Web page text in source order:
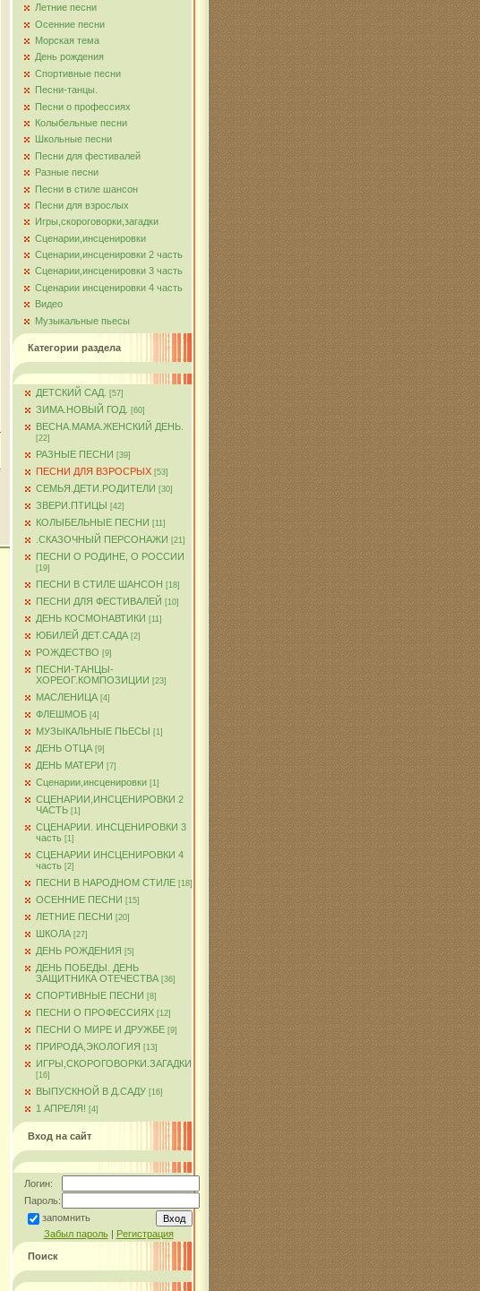
Летние песни
Осенние песни
Морская тема
День рождения
Спортивные песни
Песни-танцы.
Песни о профессиях
Колыбельные песни
Школьные песни
Песни для фестивалей
Разные песни
Песни в стиле шансон
Песни для взрослых
Игры,скороговорки,загадки
Сценарии,инсценировки
Сценарии,инсценировки 2 часть
Сценарии,инсценировки 3 часть
Сценарии инсценировки 4 часть
Видео
Музыкальные пьесы
Категории раздела
ДЕТСКИЙ САД. [57]
ЗИМА.НОВЫЙ ГОД. [60]
ВЕСНА.МАМА.ЖЕНСКИЙ ДЕНЬ.
[22]
РАЗНЫЕ ПЕСНИ [39]
ПЕСНИ ДЛЯ ВЗРОСРЫХ [53]
СЕМЬЯ.ДЕТИ.РОДИТЕЛИ [30]
ЗВЕРИ.ПТИЦЫ [42]
КОЛЫБЕЛЬНЫЕ ПЕСНИ [11]
.СКАЗОЧНЫЙ ПЕРСОНАЖИ [21]
ПЕСНИ О РОДИНЕ, О РОССИИ
[19]
ПЕСНИ В СТИЛЕ ШАНСОН [18]
ПЕСНИ ДЛЯ ФЕСТИВАЛЕЙ [10]
ДЕНЬ КОСМОНАВТИКИ [11]
ЮБИЛЕЙ ДЕТ.САДА [2]
РОЖДЕСТВО [9]
ПЕСНИ-ТАНЦЫ-
ХОРЕОГ.КОМПОЗИЦИИ [23]
МАСЛЕНИЦА [4]
ФЛЕШМОБ [4]
МУЗЫКАЛЬНЫЕ ПЬЕСЫ [1]
ДЕНЬ ОТЦА [9]
ДЕНЬ МАТЕРИ [7]
Сценарии,инсценировки [1]
СЦЕНАРИИ,ИНСЦЕНИРОВКИ 2
ЧАСТЬ [1]
СЦЕНАРИИ. ИНСЦЕНИРОВКИ 3
часть [1]
СЦЕНАРИИ ИНСЦЕНИРОВКИ 4
часть [2]
ПЕСНИ В НАРОДНОМ СТИЛЕ [18]
ОСЕННИЕ ПЕСНИ [15]
ЛЕТНИЕ ПЕСНИ [20]
ШКОЛА [27]
ДЕНЬ РОЖДЕНИЯ [5]
ДЕНЬ ПОБЕДЫ. ДЕНЬ
ЗАЩИТНИКА ОТЕЧЕСТВА [36]
СПОРТИВНЫЕ ПЕСНИ [8]
ПЕСНИ О ПРОФЕССИЯХ [12]
ПЕСНИ О МИРЕ И ДРУЖБЕ [9]
ПРИРОДА,ЭКОЛОГИЯ [13]
ИГРЫ,СКОРОГОВОРКИ.ЗАГАДКИ
[16]
ВЫПУСКНОЙ В Д.САДУ [16]
1 АПРЕЛЯ! [4]
Вход на сайт
Логин:
Пароль:
запомнить
Забыл пароль| Регистрация
Поиск